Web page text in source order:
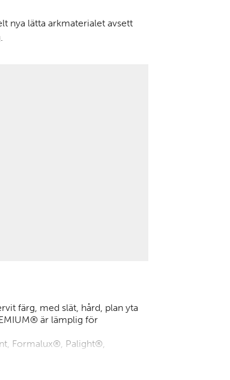
nya lätta arkmaterialet avsett
färg, med slät, hård, plan yta
är lämplig för
Formalux®, Palight®,